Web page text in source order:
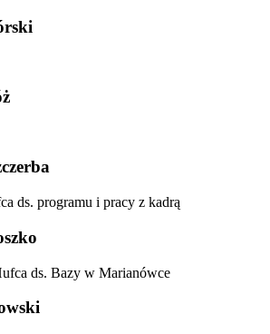
ds. programu i pracy z kadrą
ds. Bazy w Marianówce